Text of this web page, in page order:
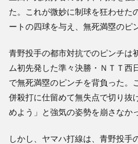
た。これが微妙に制球を狂わせた
ートの四球を与え、無死満塁のピ
青野投手の都市対抗でのピンチは
ム初先発した準々決勝・ＮＴＴ西
で無死満塁のピンチを背負った。
併殺打に仕留めて無失点で切り抜
めよう」と強気の姿勢を崩さなか
しかし、ヤマハ打線は、青野投手